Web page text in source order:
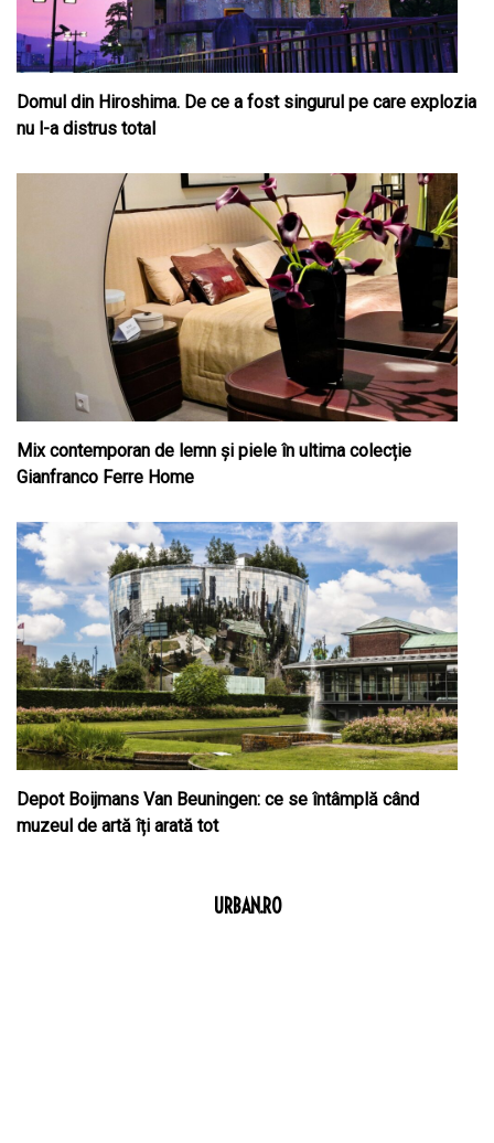
Domul din Hiroshima. De ce a fost singurul pe care explozia
nu l-a distrus total
Mix contemporan de lemn şi piele în ultima colecție
Gianfranco Ferre Home
Depot Boijmans Van Beuningen: ce se întâmplă când
muzeul de artă îți arată tot
URBAN.RO